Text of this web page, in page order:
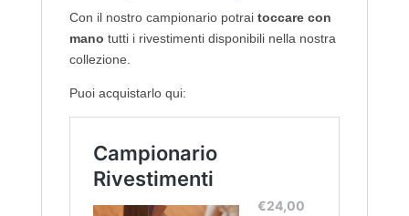
Con il nostro campionario potraitoccare con
mano tutti i rivestimenti disponibili nella nostra
collezione.
Puoi acquistarlo qui: